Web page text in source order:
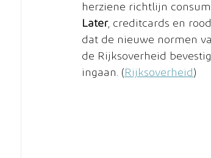
herziene richtlijn
Later, creditcards en
dat de nieuwe normen
de Rijksoverheid
ingaan. ( Rijksoverheid )